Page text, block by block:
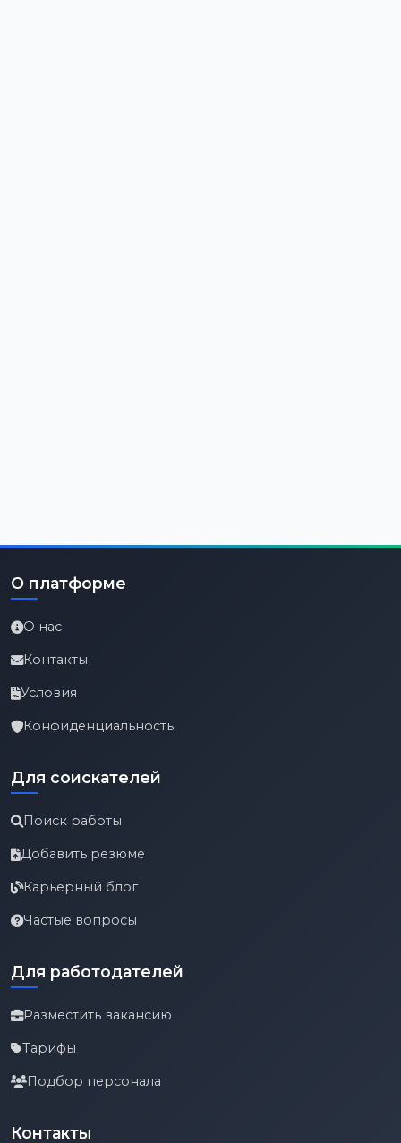
О платформе
О нас
Контакты
Условия
Конфиденциальность
Для соискателей
Поиск работы
Добавить резюме
Карьерный блог
Частые вопросы
Для работодателей
Разместить вакансию
Тарифы
Подбор персонала
Контакты